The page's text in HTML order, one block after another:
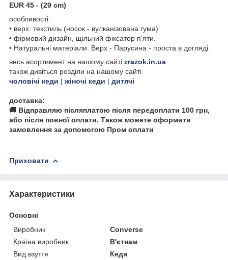
EUR 45 - (29 cm)
особливості:
• верх: текстиль (носок - вулканізована гума)
• фірмовий дизайн, щільний фіксатор п'яти.
• Натуральні матеріали. Верх - Парусина - проста в догляді.
весь асортимент на нашому сайті zrazok.in.ua
також дивіться розділи на нашому сайті
чоловічі кеди | жіночі кеди | дитячі
доставка:
🚚 Відправляю післяплатою після передоплати 100 грн,
або після повної оплати. Також можете оформити
замовлення за допомогою Пром оплати
Приховати
Характеристики
Основні
Виробник
Converse
Країна виробник
В'єтнам
Вид взуття
Кеди